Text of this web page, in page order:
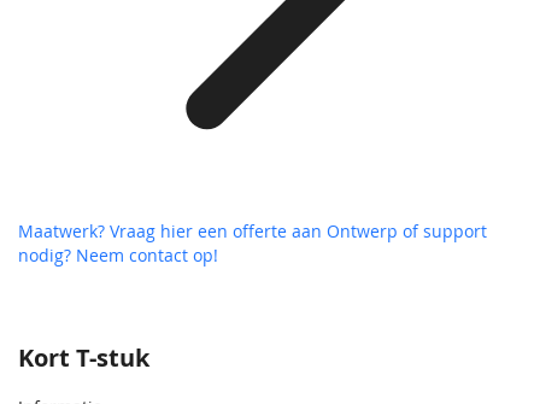
Kort T-stuk
Maatwerk? Vraag hier een offerte aan Ontwerp of support
nodig? Neem contact op!